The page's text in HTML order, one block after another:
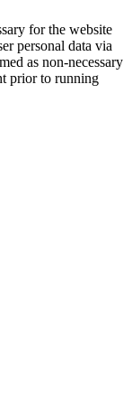
for the website
personal data via
as non-necessary
prior to running